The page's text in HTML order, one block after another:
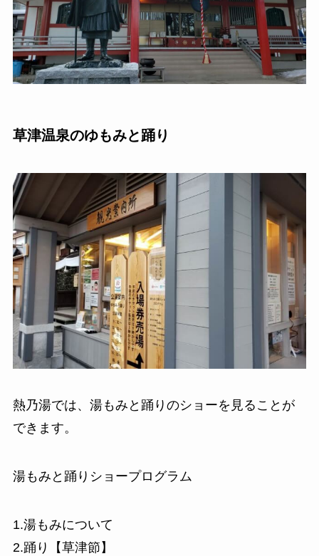
草津温泉のゆもみと踊り
熱乃湯では、湯もみと踊りのショーを見ることが
できます。
湯もみと踊りショープログラム
1.湯もみについて
2.踊り【草津節】